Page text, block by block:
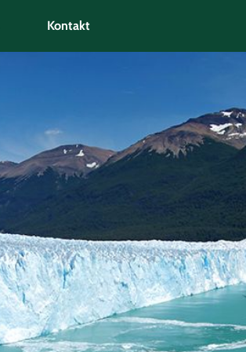
Kontakt